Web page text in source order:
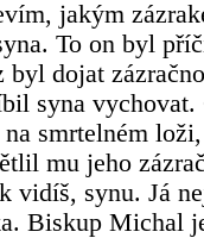
jakým
To on byl
byl dojat
syna
smrtelném
mu jeho
vidíš, synu. Já
Biskup Michal